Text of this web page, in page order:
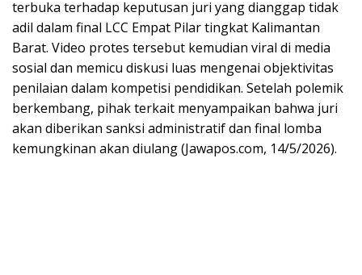
terbuka terhadap keputusan juri yang dianggap tidak
adil dalam final LCC Empat Pilar tingkat Kalimantan
Barat. Video protes tersebut kemudian viral di media
sosial dan memicu diskusi luas mengenai objektivitas
penilaian dalam kompetisi pendidikan. Setelah polemik
berkembang, pihak terkait menyampaikan bahwa juri
akan diberikan sanksi administratif dan final lomba
kemungkinan akan diulang (Jawapos.com, 14/5/2026).